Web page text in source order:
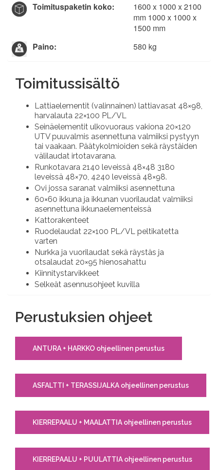
Toimituspaketin koko:
1600 x 1000 x 2100
mm 1000 x 1000 x
1500 mm
Paino:
580 kg
Toimitussisältö
Lattiaelementit (valinnainen) lattiavasat 48×98,
harvalauta 22×100 PL/VL
Seinäelementit ulkovuoraus vakiona 20×120
UTV puuvalmis asennettuna valmiiksi pystyyn
tai vaakaan. Päätykolmioiden sekä räystäiden
välilaudat irtotavarana.
Runkotavara 2140 leveissä 48×48 3180
leveissä 48×70, 4240 leveissä 48×98.
Ovi jossa saranat valmiiksi asennettuna
60×60 ikkuna ja ikkunan vuorilaudat valmiiksi
asennettuna ikkunaelementeissä
Kattorakenteet
Ruodelaudat 22×100 PL/VL peltikatetta
varten
Nurkka ja vuorilaudat sekä räystäs ja
otsalaudat 20×95 hienosahattu
Kiinnitystarvikkeet
Selkeät asennusohjeet kuvilla
Perustuksien ohjeet
ANTURA + HARKKO ohjeellinen perustus
ASFALTTI + TERASSIJALKA ohjeellinen perustus
KIERREPAALU + MAALATTIA ohjeellinen perustus
KIERREPAALU + PUULATTIA ohjeellinen perustus